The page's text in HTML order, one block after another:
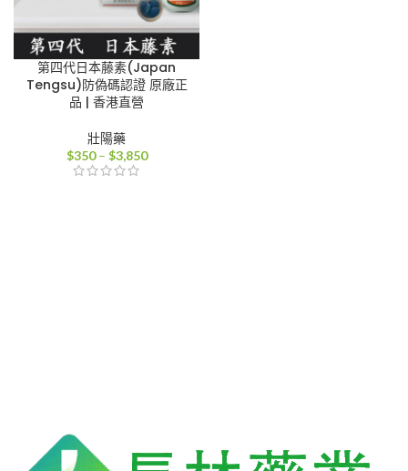
第四代日本藤素(Japan
Tengsu)防偽碼認證 原廠正
品 | 香港直營
壯陽藥
$350 – $3,850價